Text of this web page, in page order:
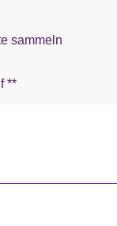
sammeln
**